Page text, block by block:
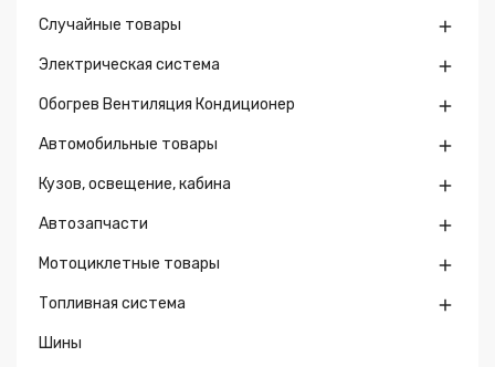
Случайные товары 
Электрическая система 
Обогрев Вентиляция Кондиционер 
Автомобильные товары 
Кузов, освещение, кабина 
Автозапчасти 
Мотоциклетные товары 
Топливная система 
Шины